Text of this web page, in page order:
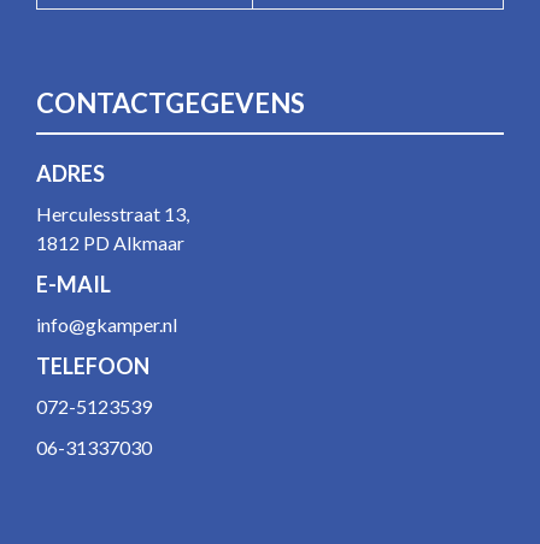
CONTACTGEGEVENS
ADRES
Herculesstraat 13,
1812 PD Alkmaar
E-MAIL
info@gkamper.nl
TELEFOON
072-5123539
06-31337030